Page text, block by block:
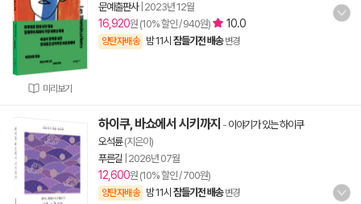
미리보기
문예출판사| 2023년 12월
16,920원 (10% 할인 / 940원) 10.0
양탄자배송 밤 11시 잠들기전 배송 변경
하이쿠, 바쇼에서 시키까지 - 이야기가 있는 하이쿠
오석륜(지은이)
푸른길 2026년 07월
12,600원 (10% 할인 / 700원)
양탄자배송 밤 11시 잠들기전 배송 변경